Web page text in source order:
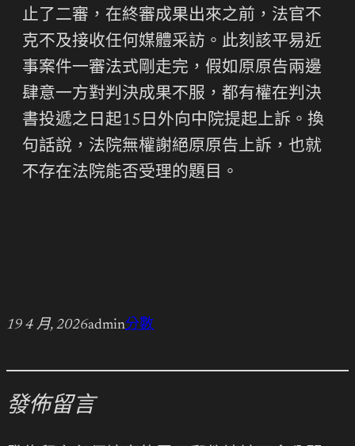
止了二審，在終審成果出來之前，法官不
克不及接收任何媒體采訪。此刻該平易近
事案件一審法式剛走完，假如原原告兩邊
肆意一方對判決成果不服，都有權在判決
書投遞之日起15日外向中院提起上訴。換
句話說，法院無權謝絕原原告上訴，也就
不存在法院能否受理的題目。
19 4 月, 2026admin分數
發佈留言